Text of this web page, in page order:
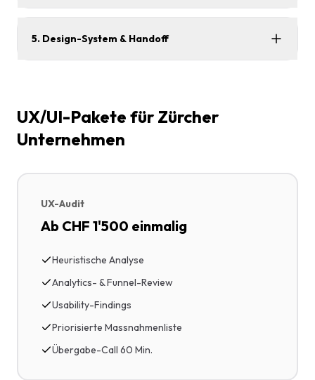
5. Design-System & Handoff
UX/UI-Pakete für Zürcher
Unternehmen
UX-Audit
Ab CHF 1'500 einmalig
Heuristische Analyse
Analytics- & Funnel-Review
Usability-Findings
Priorisierte Massnahmenliste
Übergabe-Call 60 Min.